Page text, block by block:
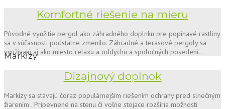
Komfortné riešenie na mieru
Pôvodné využitie pergol ako záhradného doplnku pre popínavé rastliny
sa v súčasnosti podstatne zmenilo. Záhradné a terasové pergoly sa
využívajú aj ako miesto relaxu a oddychu a spoločných posedení…
Markízy
Dizajnový doplnok
Markízy sa stávajú čoraz populárnejším riešením ochrany pred slnečným
žiarením . Pripevnené na stenu či voľne stojace rozšíria možnosti